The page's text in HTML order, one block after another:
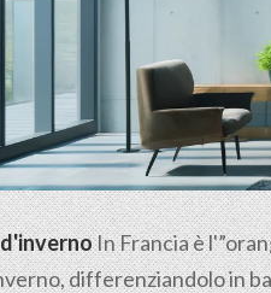
In Francia è
differenziandolo in